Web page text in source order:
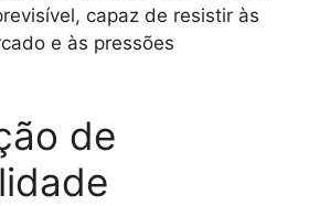
capaz de resistir às
e às pressões
de